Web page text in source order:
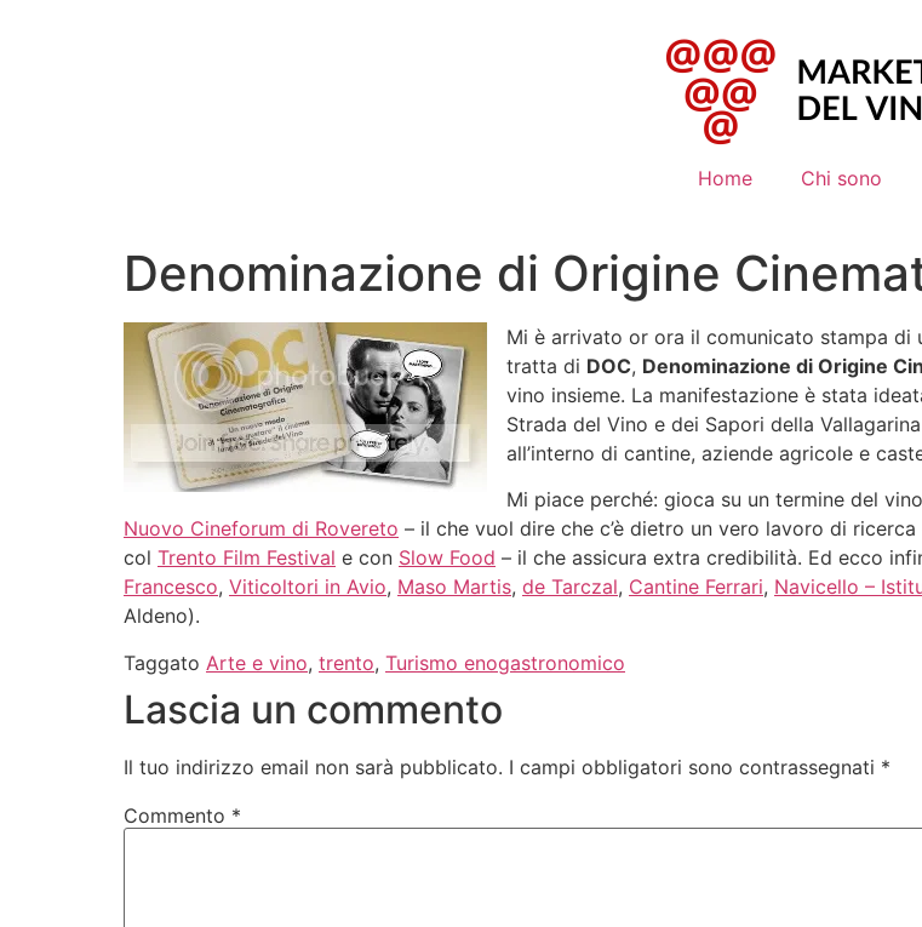
Home Chi sono
Denominazione di Origine
Mi è arrivato or ora il comunicato stampa di
tratta di DOC, Denominazione di Origine
vino insieme. La manifestazione è stata
Strada del Vino e dei Sapori della
all’interno di cantine, aziende agricole e
Mi piace perché: gioca su un termine del
Nuovo Cineforum di Rovereto – il che vuol dire che c’è dietro un vero lavoro di
col Trento Film Festival e con Slow Food – il che assicura extra credibilità. Ed ecco
Francesco, Viticoltori in Avio, Maso Martis, de Tarczal, Cantine Ferrari, Navicello –
Aldeno).
Taggato Arte e vino, trento, Turismo enogastronomico
Lascia un commento
Il tuo indirizzo email non sarà pubblicato. I campi obbligatori sono contrassegnati *
Commento *